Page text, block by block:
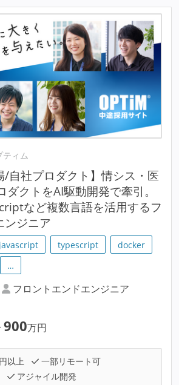
ティム
/自社プロダクト】情シス・医
ダクトをAI駆動開発で牽引。
など複数言語を活用するフ
ンジニア
javascript typescript
docker
…
フロントエンドエンジニア
900万円
以上
一部リモート可
アジャイル開発